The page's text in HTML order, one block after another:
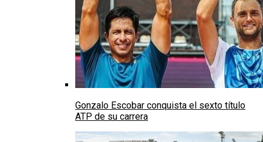
Gonzalo Escobar conquista el sexto título
ATP de su carrera